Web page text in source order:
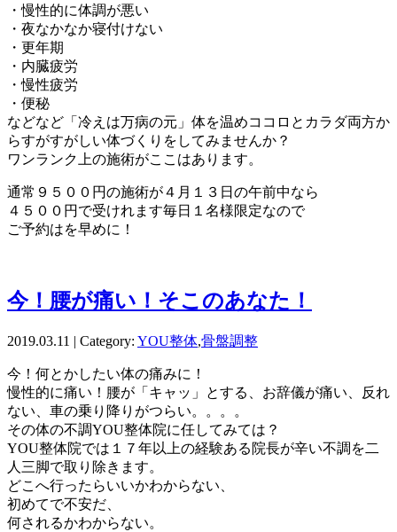
・慢性的に体調が悪い
・夜なかなか寝付けない
・更年期
・内臓疲労
・慢性疲労
・便秘
などなど「冷えは万病の元」体を温めココロとカラダ両方か
らすがすがしい体づくりをしてみませんか？
ワンランク上の施術がここはあります。
通常９５００円の施術が４月１３日の午前中なら
４５００円で受けれます毎日１名様限定なので
ご予約はを早めに！
今！腰が痛い！そこのあなた！
2019.03.11 | Category: YOU整体,骨盤調整
今！何とかしたい体の痛みに！
慢性的に痛い！腰が「キャッ」とする、お辞儀が痛い、反れ
ない、車の乗り降りがつらい。。。。
その体の不調YOU整体院に任してみては？
YOU整体院では１７年以上の経験ある院長が辛い不調を二
人三脚で取り除きます。
どこへ行ったらいいかわからない、
初めてで不安だ、
何されるかわからない。